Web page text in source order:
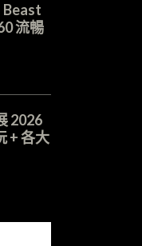
Beast
流暢
2026
+ 各大